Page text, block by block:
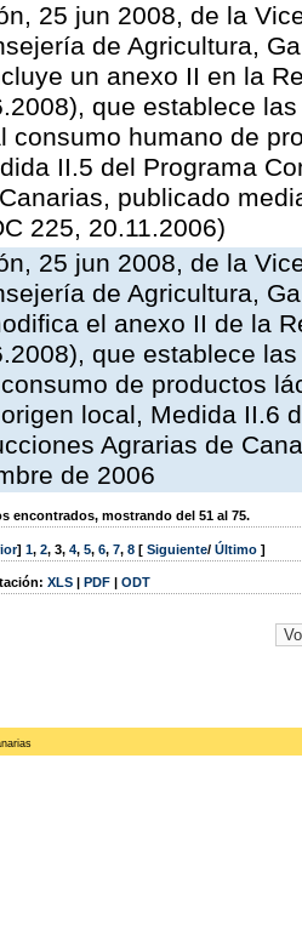
25 jun 2008, de la
de Agricultura,
un anexo II en la
que establece
consumo humano de
II.5 del Programa
publicado
225, 20.11.2006)
25 jun 2008, de la
de Agricultura,
el anexo II de la
que establece
de productos
local, Medida II.6
Agrarias de
de 2006
encontrados, mostrando del 51 al 75.
] 1, 2, 3, 4, 5, 6, 7, 8 [ Siguiente/ Último ]
XLS | PDF | ODT